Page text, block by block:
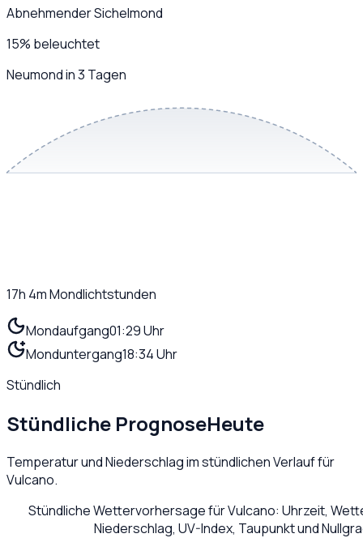
Abnehmender Sichelmond
15% beleuchtet
Neumond in 3 Tagen
17h 4mMondlichtstunden
Mondaufgang01:29 Uhr
Monduntergang18:34 Uhr
Stündlich
Stündliche PrognoseHeute
Temperatur und Niederschlag im stündlichen Verlauf für
Vulcano.
Stündliche Wettervorhersage fürVulcano: Uhrzeit,
Niederschlag, UV-Index, Taupunkt und